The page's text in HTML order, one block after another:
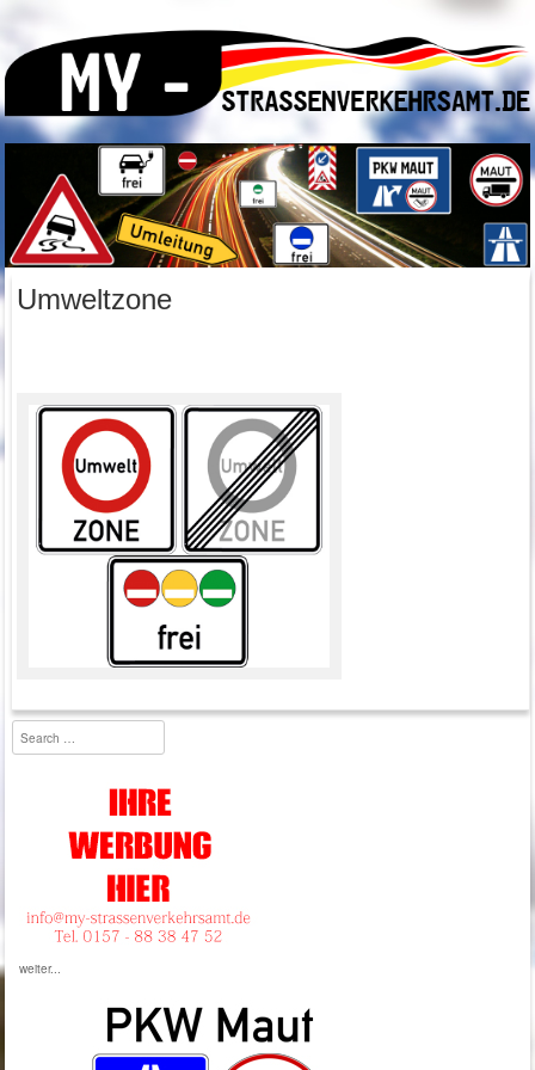
Umweltzone
Search
weiter...